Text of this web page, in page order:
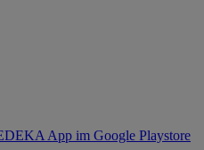
App im Google Playstore